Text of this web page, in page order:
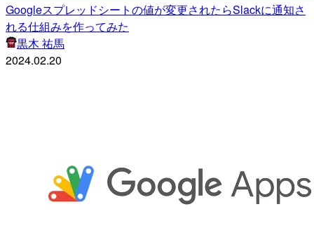
Googleスプレッドシートの値が変更されたらSlackに通知さ
れる仕組みを作ってみた
黒木 祐馬
2024.02.20